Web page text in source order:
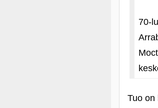
70-
Tuo on